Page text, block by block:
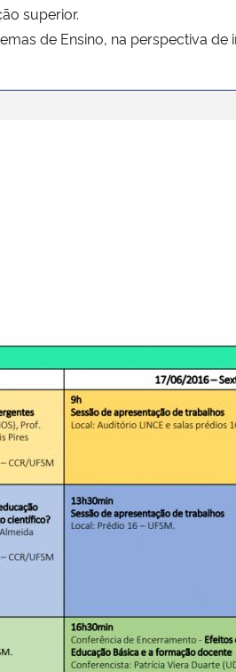
superior.
de Ensino, na perspectiva de